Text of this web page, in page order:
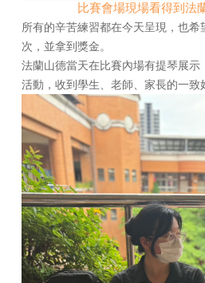
比賽會場現場看得到法
所有的辛苦練習都在今天呈現， 也希
次，並拿到獎金。
法蘭山德當天在比賽內場有提琴展
活動，收到學生、老師、家長的一致